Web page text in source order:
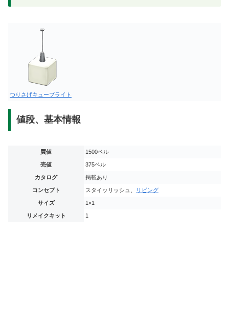
つりさげキューブライト
値段、基本情報
買値 1500ベル
売値 375ベル
カタログ 掲載あり
コンセプト スタイッリッシュ、 リビング
サイズ 1×1
リメイクキット 1